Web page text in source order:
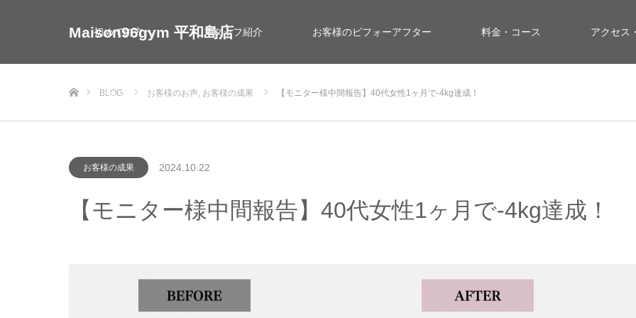
Maison96gym 平和島店
初めての方へ スタッフ紹介 お客様のビフォーアフター 料金・コース アクセス
お問い合わせ
BLOG お客様のお声, お客様の成果 【モニター様中間報告】40代女性1ヶ月で-4kg達成！
お客様の成果 2024.10.22
【モニター様中間報告】40代女性1ヶ月で-4kg達成！